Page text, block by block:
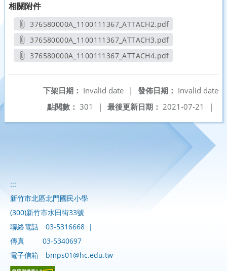
相關附件
376580000A_1100111367_ATTACH2.pdf
另開新視窗
376580000A_1100111367_ATTACH3.pdf
另開新視窗
376580000A_1100111367_ATTACH4.pdf
發佈日期： Invalid date
下架日期： Invalid date
|
最後更新日期： 2021-07-21 |
點閱數： 301 |
:::
新竹市北區北門國民小學
(300)新竹市水田街33號
聯絡電話
03-5316668 |
傳真
03-5340697
電子信箱
bmps01@hc.edu.tw